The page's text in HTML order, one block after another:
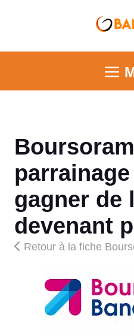
gagner de
devenant
Retour à la fiche